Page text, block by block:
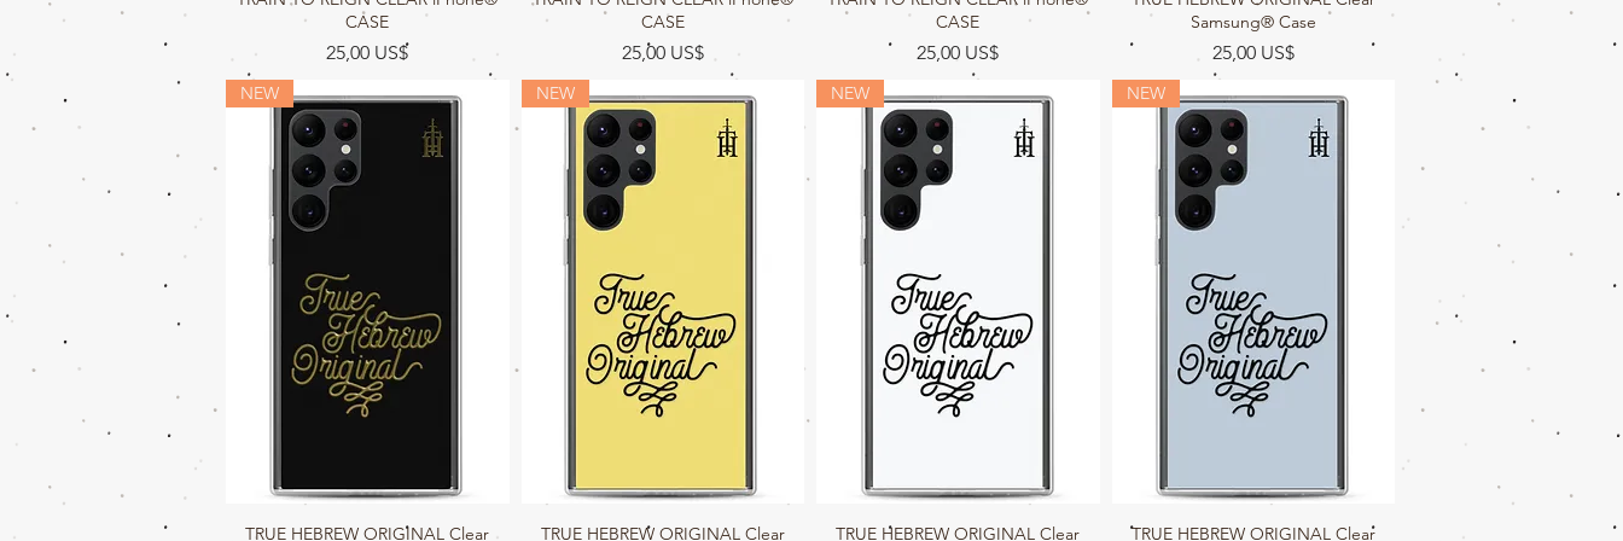
CASE
Precio
25,00 US$
CASE
Precio
25,00 US$
CASE
Precio
25,00 US$
Samsung® Case
Precio
25,00 US$
Vista rápida
NEW
TRUE HEBREW ORIGINAL Clear
Vista rápida
NEW
TRUE HEBREW ORIGINAL Clear
Vista rápida
NEW
TRUE HEBREW ORIGINAL Clear
Vista rápida
NEW
TRUE HEBREW ORIGINAL Clear